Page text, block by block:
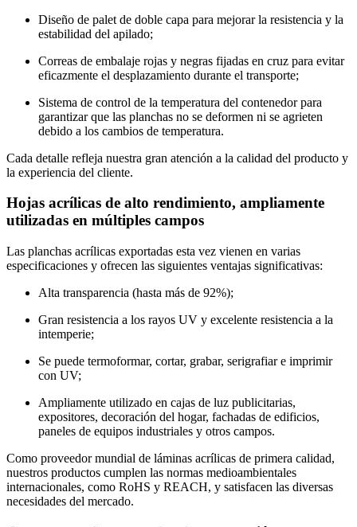
Diseño de palet de doble capa para mejorar la resistencia y la
estabilidad del apilado;
Correas de embalaje rojas y negras fijadas en cruz para evitar
eficazmente el desplazamiento durante el transporte;
Sistema de control de la temperatura del contenedor para
garantizar que las planchas no se deformen ni se agrieten
debido a los cambios de temperatura.
Cada detalle refleja nuestra gran atención a la calidad del producto y
la experiencia del cliente.
Hojas acrílicas de alto rendimiento, ampliamente
utilizadas en múltiples campos
Las planchas acrílicas exportadas esta vez vienen en varias
especificaciones y ofrecen las siguientes ventajas significativas:
Alta transparencia (hasta más de 92%);
Gran resistencia a los rayos UV y excelente resistencia a la
intemperie;
Se puede termoformar, cortar, grabar, serigrafiar e imprimir
con UV;
Ampliamente utilizado en cajas de luz publicitarias,
expositores, decoración del hogar, fachadas de edificios,
paneles de equipos industriales y otros campos.
Como proveedor mundial de láminas acrílicas de primera calidad,
nuestros productos cumplen las normas medioambientales
internacionales, como RoHS y REACH, y satisfacen las diversas
necesidades del mercado.